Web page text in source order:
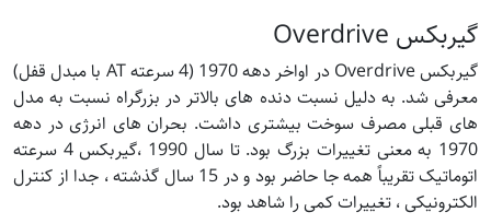
گیربکس Overdrive
گیربکس Overdrive در اواخر دهه 1970 (4 سرعته AT با مبدل قفل)
معرفی شد. به دلیل نسبت دنده های بالاتر در بزرگراه نسبت به مدل
های قبلی مصرف سوخت بیشتری داشت. بحران های انرژی در دهه
1970 به معنی تغییرات بزرگ بود. تا سال 1990 ،گیربکس 4 سرعته
اتوماتیک تقریباً همه جا حاضر بود و در 15 سال گذشته ، جدا از کنترل
الکترونیکی ، تغییرات کمی را شاهد بود.